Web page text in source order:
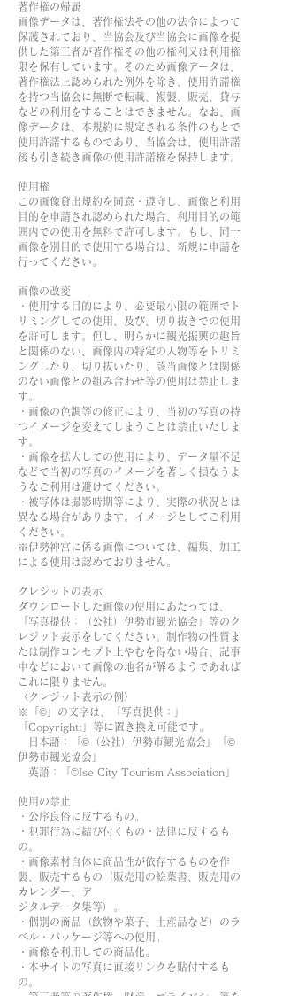
著作権の帰属
画像データは、著作権法その他の法令によって
保護されており、当協会及び当協会に画像を提
供した第三者が著作権その他の権利又は利用権
限を保有しています。そのため画像データは、
著作権法上認められた例外を除き、使用許諾権
を持つ当協会に無断で転載、複製、販売、貸与
などの利用をすることはできません。なお、画
像データは、本規約に規定される条件のもとで
使用許諾するものであり、当協会は、使用許諾
後も引き続き画像の使用許諾権を保持します。
使用権
この画像貸出規約を同意・遵守し、画像と利用
目的を申請され認められた場合、利用目的の範
囲内での使用を無料で許可します。もし、同一
画像を別目的で使用する場合は、新規に申請を
行ってください。
画像の改変
・使用する目的により、必要最小限の範囲でト
リミングしての使用、及び、切り抜きでの使用
を許可します。但し、明らかに観光振興の趣旨
と関係のない、画像内の特定の人物等をトリミ
ングしたり、切り抜いたり、該当画像とは関係
のない画像との組み合わせ等の使用は禁止しま
す。
・画像の色調等の修正により、当初の写真の持
つイメージを変えてしまうことは禁止いたしま
す。
・画像を拡大しての使用により、データ量不足
などで当初の写真のイメージを著しく損なうよ
うなご利用は避けてください。
・被写体は撮影時期等により、実際の状況とは
異なる場合があります。イメージとしてご利用
ください。
※伊勢神宮に係る画像については、編集、加工
による使用は認めておりません。
クレジットの表示
ダウンロードした画像の使用にあたっては、
「写真提供：（公社）伊勢市観光協会」等のク
レジット表示をしてください。制作物の性質ま
たは制作コンセプト上やむを得ない場合、記事
中などにおいて画像の地名が解るようであれば
これに限りません。
〈クレジット表示の例〉
※「©」の文字は、「写真提供：」
「Copyright:」等に置き換え可能です。
日本語：「©（公社）伊勢市観光協会」「©
伊勢市観光協会」
英語：「©Ise City Tourism Association」
使用の禁止
・公序良俗に反するもの。
・犯罪行為に結び付くもの・法律に反するも
の。
・画像素材自体に商品性が依存するものを作
製、販売するもの（販売用の絵葉書、販売用の
カレンダー、デ
ジタルデータ集等）。
・個別の商品（飲物や菓子、土産品など）のラ
ベル・パッケージ等への使用。
・画像を利用しての商品化。
・本サイトの写真に直接リンクを貼付するも
の。